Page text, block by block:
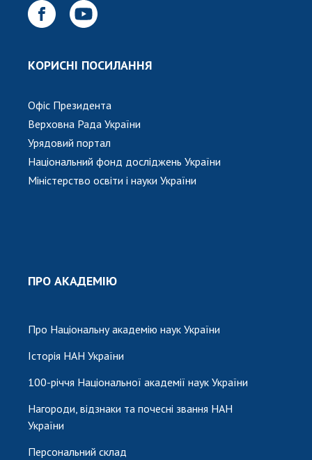
КОРИСНІ ПОСИЛАННЯ
Офіс Президента
Верховна Рада України
Урядовий портал
Національний фонд досліджень України
Міністерство освіти і науки України
ПРО АКАДЕМІЮ
Про Національну академію наук України
Історія НАН України
100-річчя Національної академії наук України
Нагороди, відзнаки та почесні звання НАН
України
Персональний склад